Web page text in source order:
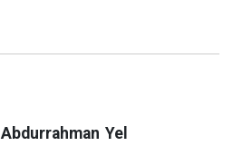
Abdurrahman Yel